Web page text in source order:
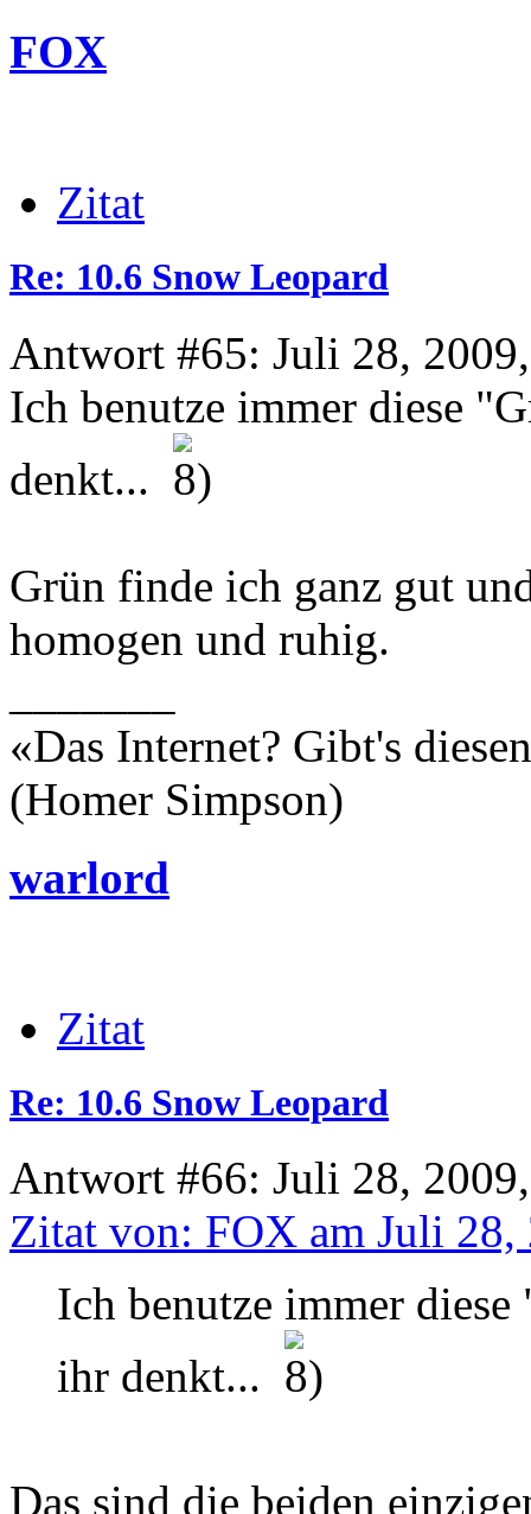
FOX
Zitat
Re: 10.6 Snow Leopard
Antwort #65: Juli 28,
Ich benutze immer diese
denkt...
Grün finde ich ganz gut
homogen und ruhig.
«Das Internet? Gibt's
(Homer Simpson)
warlord
Zitat
Re: 10.6 Snow Leopard
Antwort #66: Juli 28,
Zitat von: FOX am Juli 28,
Ich benutze immer
ihr denkt...
Das sind die beiden